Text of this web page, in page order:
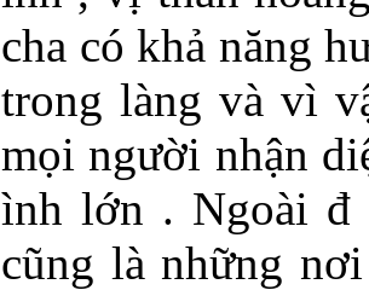
cha có khả năng
trong làng và vì
mọi người nhận
ình lớn . Ngoài đ
cũng là những